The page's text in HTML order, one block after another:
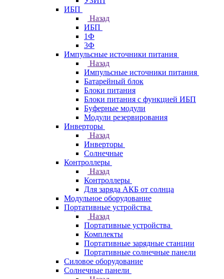
ИБП
Назад
ИБП
1Ф
3Ф
Импульсные источники питания
Назад
Импульсные источники питания
Батарейный блок
Блоки питания
Блоки питания с функцией ИБП
Буферные модули
Модули резервирования
Инверторы
Назад
Инверторы
Солнечные
Контроллеры
Назад
Контроллеры
Для заряда АКБ от солнца
Модульное оборудование
Портативные устройства
Назад
Портативные устройства
Комплекты
Портативные зарядные станции
Портативные солнечные панели
Силовое оборудование
Солнечные панели